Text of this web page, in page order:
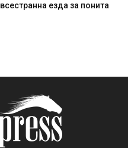
всестранна езда за понита